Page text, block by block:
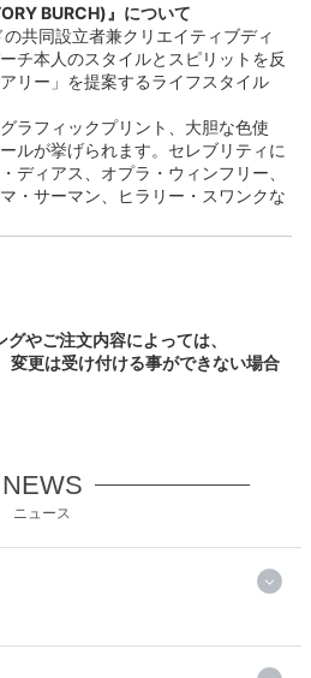
BURCH)』について
共同設立者兼クリエイティブディ
チ本人のスタイルとスピリットを反
リー」を提案するライフスタイル
ラフィックプリント、大胆な色使
ルが挙げられます。セレブリティに
ディアス、オプラ・ウィンフリー、
・サーマン、ヒラリー・スワンクな
やご注文内容によっては、
変更は受け付ける事ができない場合
NEWS
ニュース